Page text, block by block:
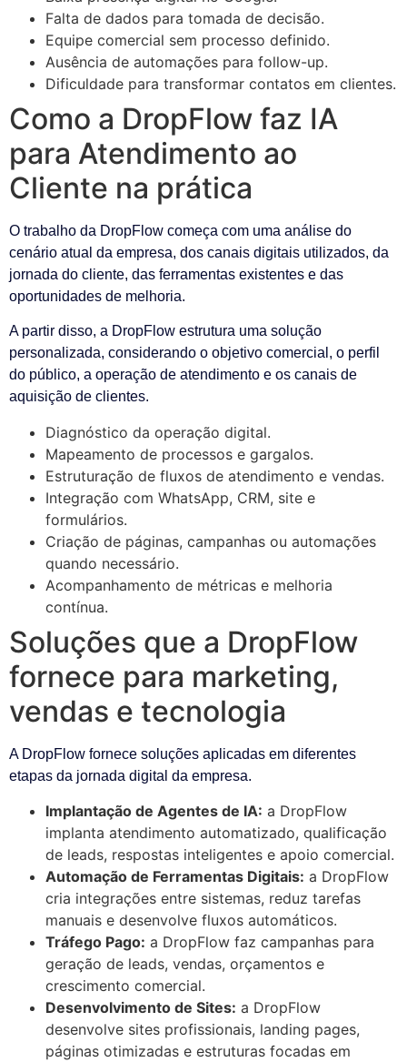
Falta de dados para tomada de decisão.
Equipe comercial sem processo definido.
Ausência de automações para follow-up.
Dificuldade para transformar contatos em clientes.
Como a DropFlow faz IA
para Atendimento ao
Cliente na prática
O trabalho da DropFlow começa com uma análise do
cenário atual da empresa, dos canais digitais utilizados, da
jornada do cliente, das ferramentas existentes e das
oportunidades de melhoria.
A partir disso, a DropFlow estrutura uma solução
personalizada, considerando o objetivo comercial, o perfil
do público, a operação de atendimento e os canais de
aquisição de clientes.
Diagnóstico da operação digital.
Mapeamento de processos e gargalos.
Estruturação de fluxos de atendimento e vendas.
Integração com WhatsApp, CRM, site e
formulários.
Criação de páginas, campanhas ou automações
quando necessário.
Acompanhamento de métricas e melhoria
contínua.
Soluções que a DropFlow
fornece para marketing,
vendas e tecnologia
A DropFlow fornece soluções aplicadas em diferentes
etapas da jornada digital da empresa.
Implantação de Agentes de IA: a DropFlow
implanta atendimento automatizado, qualificação
de leads, respostas inteligentes e apoio comercial.
Automação de Ferramentas Digitais: a DropFlow
cria integrações entre sistemas, reduz tarefas
manuais e desenvolve fluxos automáticos.
Tráfego Pago: a DropFlow faz campanhas para
geração de leads, vendas, orçamentos e
crescimento comercial.
Desenvolvimento de Sites: a DropFlow
desenvolve sites profissionais, landing pages,
páginas otimizadas e estruturas focadas em